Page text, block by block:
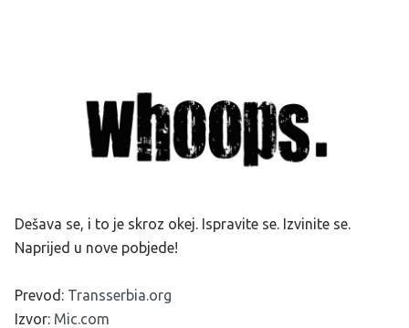
Dešava se, i to je skroz okej. Ispravite se. Izvinite se.
Naprijed u nove pobjede!
Prevod: Transserbia.org
Izvor: Mic.com